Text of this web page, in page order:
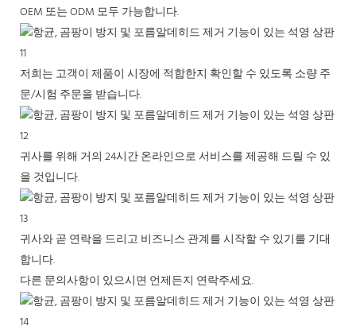
OEM 또는 ODM 모두 가능합니다.
저희는 고객이 제품이 시장에 적합한지 확인할 수 있도록 소량 주
문/시험 주문을 받습니다.
귀사를 위해 거의 24시간 온라인으로 서비스를 제공해 드릴 수 있
을 것입니다.
귀사와 곧 연락을 드리고 비즈니스 관계를 시작할 수 있기를 기대
합니다.
다른 문의사항이 있으시면 언제든지 연락주세요.